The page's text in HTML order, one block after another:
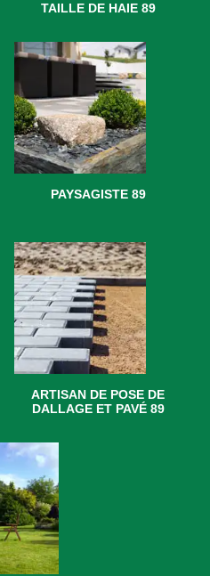
TAILLE DE HAIE 89
PAYSAGISTE 89
ARTISAN DE POSE DE
DALLAGE ET PAVÉ 89